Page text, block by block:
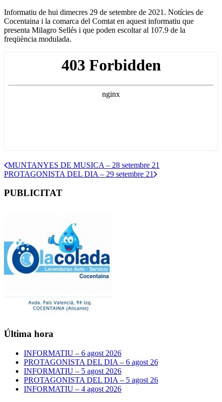
Informatiu de hui dimecres 29 de setembre de 2021. Notícies de
Cocentaina i la comarca del Comtat en aquest informatiu que
presenta Milagro Sellés i que poden escoltar al 107.9 de la
freqüència modulada.
MUNTANYES DE MUSICA – 28 setembre 21
PROTAGONISTA DEL DIA – 29 setembre 21
PUBLICITAT
Última hora
INFORMATIU – 6 agost 2026
PROTAGONISTA DEL DIA – 6 agost 26
INFORMATIU – 5 agost 2026
PROTAGONISTA DEL DIA – 5 agost 26
INFORMATIU – 4 agost 2026